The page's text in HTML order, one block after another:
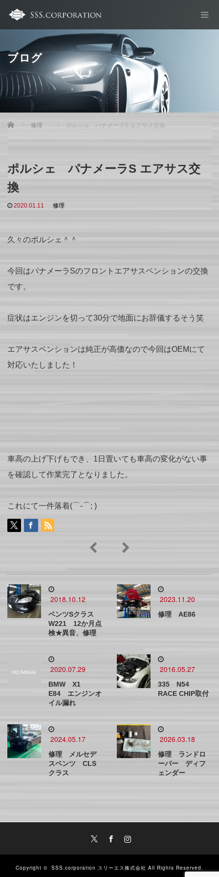
ブログ
Home 修理 ポルシェ パナメーラS エアサス交換
ポルシェ パナメーラS エアサス交
換
2020.01.11 修理
久々のポルシェ＾＾
今回はパナメーラSのフロントエアサスペンションの交換
です。
症状はエンジンを切って30分で地面にお辞儀するそう笑
エアサスペンションは純正が高価なので今回はOEMにて
対応いたしました！
車高の上げ下げもでき、1日置いても車高の変化がない事
を確認して作業完了となりました。
これにて一件落着(⌒-⌒; )
2018.10.12
ベンツSクラス
W221 12か月点
検★異音、修理
2023.11.20
修理 AE86
2020.07.29
BMW X1
E84 エンジンオ
イル漏れ
2016.05.27
335 N54
RACE CHIP取付
2024.05.17
修理 メルセデ
スベンツ CLS
クラス
2026.03.18
修理 ランドロ
ーバー ディフ
ェンダー
Instagram
Copyright © SSS.corporation スリーエス株式会社 All Rights Reserved.